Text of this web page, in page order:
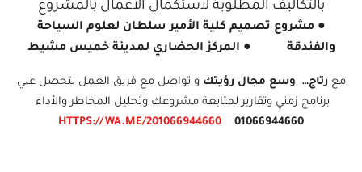
بالتكاليف المطلوبة لاستكمال الأعمال بالمشروع
● مشروع تصميم كلية الأمير سلطان لعلوم السياحة
والفندقة ● المركز الحضاري لمدينة خميس مشيط
مع رتاج… وسع مجال رؤيتكو تواصل مع فريق العمل لتحصل علي
برنامج زمني وتقارير لمتابعة مشروعك وتحليل المخاطر والأداء
01066944660
HTTPS://WA.ME/201066944660